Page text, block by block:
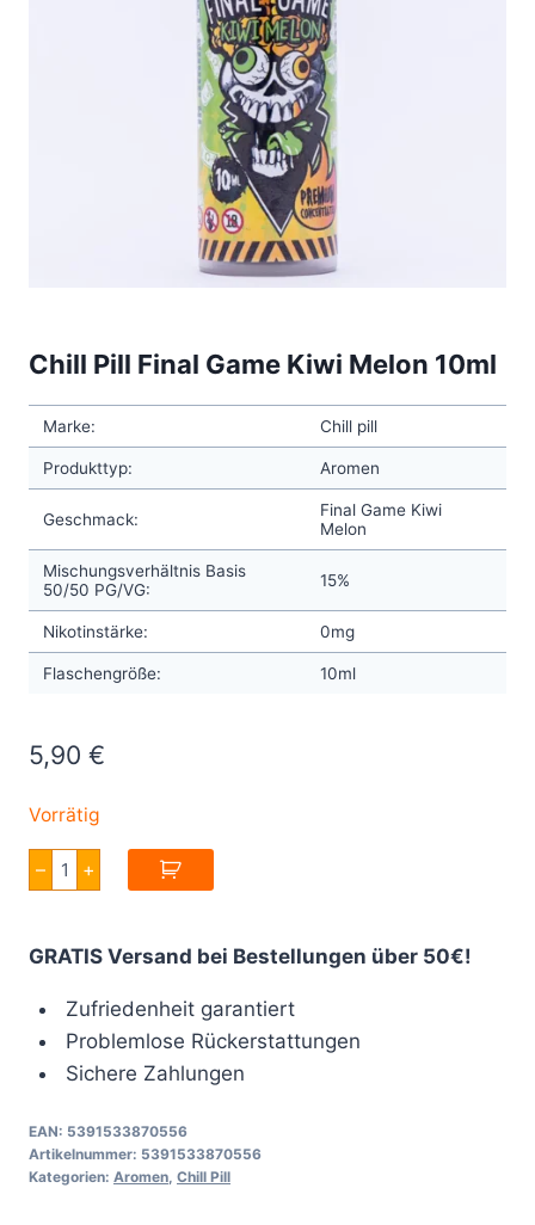
Chill Pill Final Game Kiwi Melon 10ml
Marke: Chill pill
Produkttyp: Aromen
Geschmack:
Final Game Kiwi
Melon
Mischungsverhältnis Basis
50/50 PG/VG:
15%
Nikotinstärke: 0mg
Flaschengröße: 10ml
5,90 €
Vorrätig
–
Chill
Pill
Final
Melon
Menge
+
GRATIS Versand bei Bestellungen über 50€!
Zufriedenheit garantiert
Problemlose Rückerstattungen
Sichere Zahlungen
EAN: 5391533870556
Artikelnummer: 5391533870556
Kategorien: Aromen, Chill Pill